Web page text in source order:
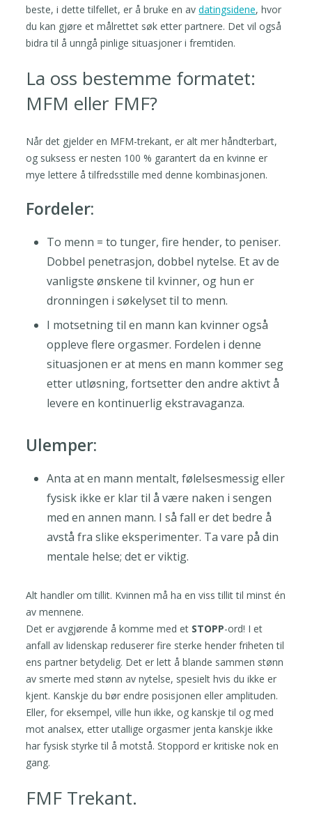
beste, i dette tilfellet, er å bruke en avdatingsidene, hvor
du kan gjøre et målrettet søk etter partnere. Det vil også
bidra til å unngå pinlige situasjoner i fremtiden.
La oss bestemme formatet:
MFM eller FMF?
Når det gjelder en MFM-trekant, er alt mer håndterbart,
og suksess er nesten 100 % garantert da en kvinne er
mye lettere å tilfredsstille med denne kombinasjonen.
Fordeler:
To menn = to tunger, fire hender, to peniser.
Dobbel penetrasjon, dobbel nytelse. Et av de
vanligste ønskene til kvinner, og hun er
dronningen i søkelyset til to menn.
I motsetning til en mann kan kvinner også
oppleve flere orgasmer. Fordelen i denne
situasjonen er at mens en mann kommer seg
etter utløsning, fortsetter den andre aktivt å
levere en kontinuerlig ekstravaganza.
Ulemper:
Anta at en mann mentalt, følelsesmessig eller
fysisk ikke er klar til å være naken i sengen
med en annen mann. I så fall er det bedre å
avstå fra slike eksperimenter. Ta vare på din
mentale helse; det er viktig.
Alt handler om tillit. Kvinnen må ha en viss tillit til minst én
av mennene.
Det er avgjørende å komme med et STOPP-ord! I et
anfall av lidenskap reduserer fire sterke hender friheten til
ens partner betydelig. Det er lett å blande sammen stønn
av smerte med stønn av nytelse, spesielt hvis du ikke er
kjent. Kanskje du bør endre posisjonen eller amplituden.
Eller, for eksempel, ville hun ikke, og kanskje til og med
mot analsex, etter utallige orgasmer jenta kanskje ikke
har fysisk styrke til å motstå. Stoppord er kritiske nok en
gang.
FMF Trekant.